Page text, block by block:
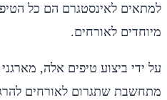
למתאים לאינסטגרם הם כל
מיוחדים לאורחים.
על ידי ביצוע טיפים אלה,
מתחשבת שתגרום לאורחים